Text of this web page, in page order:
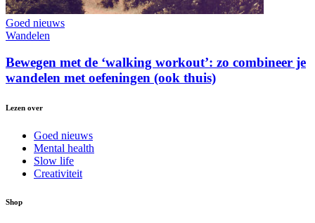
Goed nieuws
Wandelen
Bewegen met de ‘walking workout’: zo combineer je
wandelen met oefeningen (ook thuis)
Lezen over
Goed nieuws
Mental health
Slow life
Creativiteit
Shop